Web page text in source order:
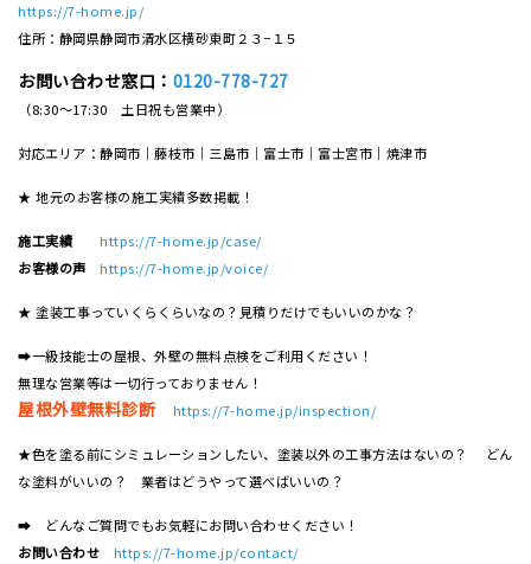
https://7-home.jp/
住所：静岡県静岡市清水区横砂東町２３−１５
お問い合わせ窓口： 0120-778-727
（8:30～17:30 土日祝も営業中）
対応エリア：静岡市｜藤枝市｜三島市｜富士市｜富士宮市｜焼津市
★ 地元のお客様の施工実績多数掲載！
施工実績
https://7-home.jp/case/
お客様の声
https://7-home.jp/voice/
★ 塗装工事っていくらくらいなの？見積りだけでもいいのかな？
➡一級技能士の屋根、外壁の無料点検をご利用ください！
無理な営業等は一切行っておりません！
屋根外壁無料診断 https://7-home.jp/inspection/
★色を塗る前にシミュレーションしたい、塗装以外の工事方法はないの？ どん
な塗料がいいの？ 業者はどうやって選べばいいの？
➡ どんなご質問でもお気軽にお問い合わせください！
お問い合わせ
https://7-home.jp/contact/